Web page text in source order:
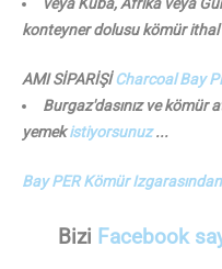
veya Küba, Afrika veya
konteyner dolusu kömür
AMI SİPARİŞİCharcoal Bay
Burgaz'dasınız ve kömür
yemekistiyorsunuz...
Bay PER Kömür Izgarasından
Bizi Facebook